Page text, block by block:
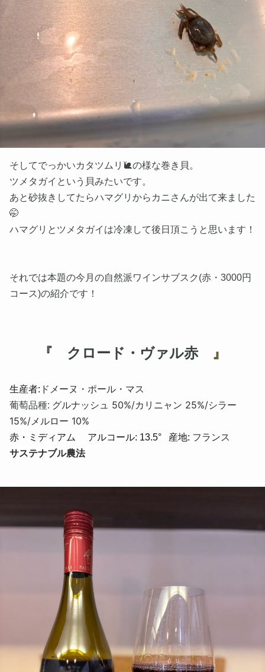
そしてでっかいカタツムリ🐌の様な巻き貝。
ツメタガイという貝みたいです。
あと砂抜きしてたらハマグリからカニさんが出て来ました
🤭
ハマグリとツメタガイは冷凍して後日頂こうと思います！
それでは本題の今月の自然派ワインサブスク(赤・3000円
コース)の紹介です！
『 クロード・ヴァル赤 』
生産者: ドメーヌ・ポール・マス
葡萄品種: グルナッシュ 50%/カリニャン 25%/シラー
15%/メルロー 10%
赤・ミディアム アルコール: 13.5° 産地: フランス
サステナブル農法